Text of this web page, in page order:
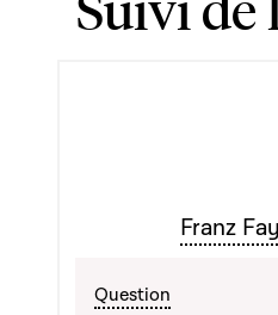
Franz
Question